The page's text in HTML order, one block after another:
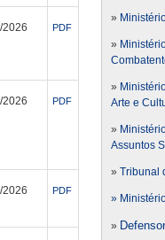
2026 PDF
2026 PDF
2026 PDF
»
»
»
Arte e
»
Assuntos
» Tribunal
»
»